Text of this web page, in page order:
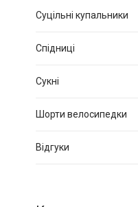
Суцільні купальники
Спідниці
Сукні
Шорти велосипедки
Відгуки